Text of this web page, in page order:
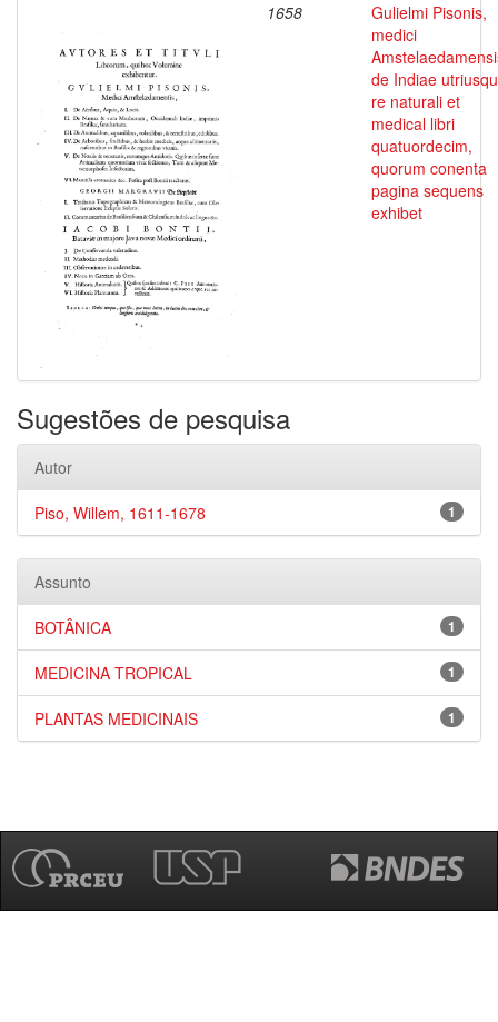
1658
Gulielmi Pisonis,
medici
de Indiae
re naturali et
medical libri
quatuordecim,
quorum conenta
pagina sequens
exhibet
Sugestões de pesquisa
Autor
1
Piso, Willem, 1611-1678
Assunto
1
BOTÂNICA
1
MEDICINA TROPICAL
1
PLANTAS MEDICINAIS